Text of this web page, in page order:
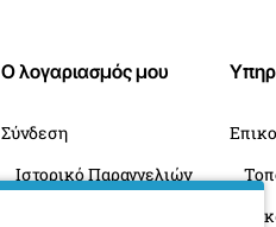
Ο λογαριασμός μου
Σύνδεση
Ιστορικό Παραγγελιών